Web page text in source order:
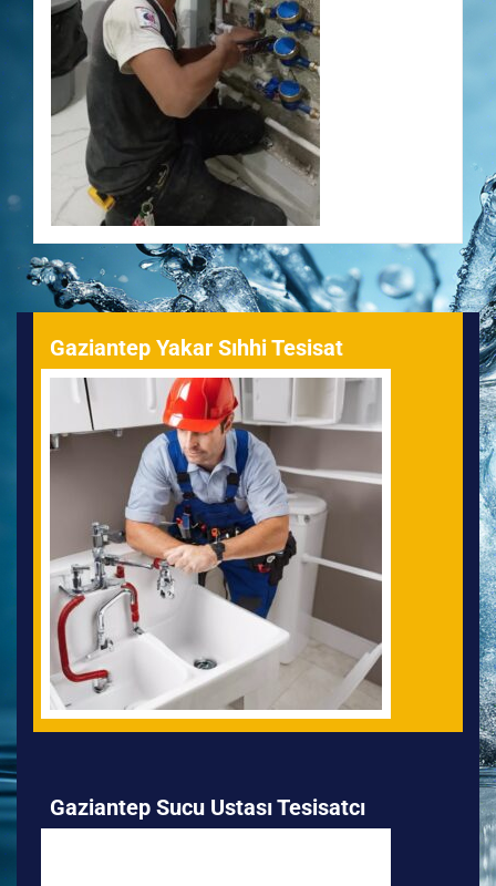
Gaziantep Yakar Sıhhi Tesisat
Gaziantep Sucu Ustası Tesisatcı